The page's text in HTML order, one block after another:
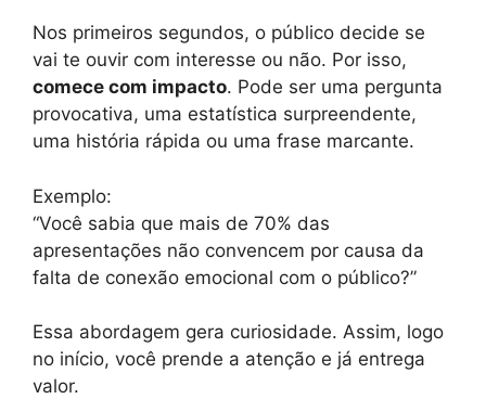
Nos primeiros segundos, o público decide se
vai te ouvir com interesse ou não. Por isso,
comece com impacto. Pode ser uma pergunta
provocativa, uma estatística surpreendente,
uma história rápida ou uma frase marcante.
Exemplo:
“Você sabia que mais de 70% das
apresentações não convencem por causa da
falta de conexão emocional com o público?”
Essa abordagem gera curiosidade. Assim, logo
no início, você prende a atenção e já entrega
valor.